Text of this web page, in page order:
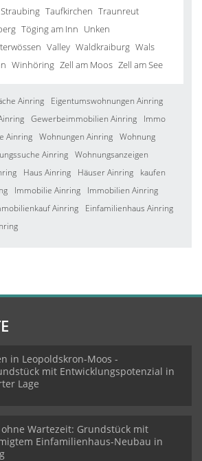
Straubing Taufkirchen Traunreut
Töging am Inn Unken
Valley Waldkraiburg Wals
Winhöring Zell am Moos Zell am See
Ainring
Eigentumswohnungen Ainring
Gewerbeimmobilien Ainring
Immo
Ainring Wohnungen Ainring Wohnung
Ainring Wohnungsanzeigen
Haus Ainring Häuser Ainring
kaufen
Immobilie Ainring
Immobilien Ainring
Ainring
Einfamilienhaus Ainring
in Leopoldskron-Moos -
mit Entwicklungspotenzial in
Lage
Wartezeit: Grundstück mit
Einfamilienhaus-Neubau in